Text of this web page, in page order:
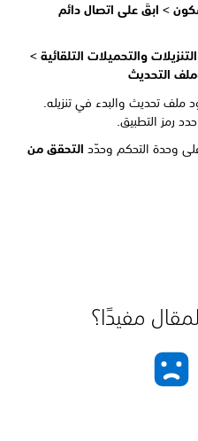
> ابقَ على اتصال دائم
التنزيلات والتحميلات التلقائية >
التحديث
ملف تحديث والبدء في تنزيله.
رمز التطبيق.
وحدة التحكم وحدّد التحقق من
مفيدًا؟